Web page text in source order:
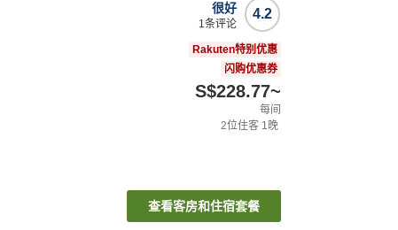
4.2
很好
1条评论
Rakuten特别优惠
闪购优惠券
S$228.77~
每间
2位住客 1晚
查看客房和住宿套餐